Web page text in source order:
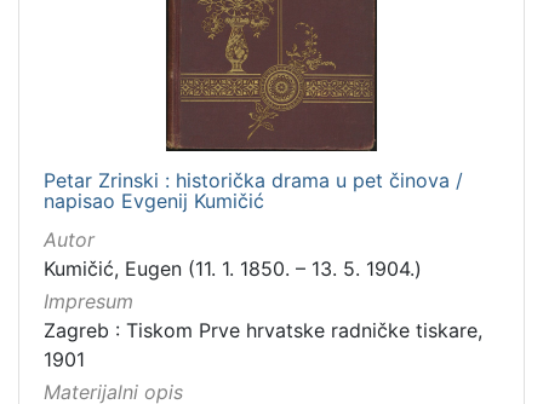
Petar Zrinski : historička drama u pet činova /
napisao Evgenij Kumičić
Autor
Kumičić, Eugen (11. 1. 1850. – 13. 5. 1904.)
Impresum
Zagreb : Tiskom Prve hrvatske radničke tiskare,
1901
Materijalni opis